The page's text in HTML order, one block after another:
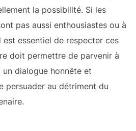
la possibilité. Si les
pas aussi enthousiastes ou à
il est essentiel de respecter ces
doit permettre de parvenir à
un dialogue honnête et
persuader au détriment du